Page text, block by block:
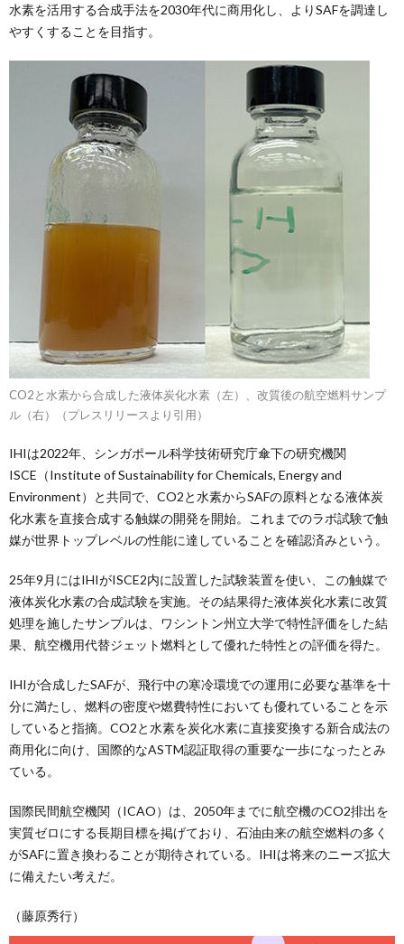
水素を活用する合成手法を2030年代に商用化し、よりSAFを調達し
やすくすることを目指す。
CO2と水素から合成した液体炭化水素（左）、改質後の航空燃料サンプ
ル（右）（プレスリリースより引用）
IHIは2022年、シンガポール科学技術研究庁傘下の研究機関
ISCE（Institute of Sustainability for Chemicals, Energy and
Environment）と共同で、CO2と水素からSAFの原料となる液体炭
化水素を直接合成する触媒の開発を開始。これまでのラボ試験で触
媒が世界トップレベルの性能に達していることを確認済みという。
25年9月にはIHIがISCE2内に設置した試験装置を使い、この触媒で
液体炭化水素の合成試験を実施。その結果得た液体炭化水素に改質
処理を施したサンプルは、ワシントン州立大学で特性評価をした結
果、航空機用代替ジェット燃料として優れた特性との評価を得た。
IHIが合成したSAFが、飛行中の寒冷環境での運用に必要な基準を十
分に満たし、燃料の密度や燃費特性においても優れていることを示
していると指摘。CO2と水素を炭化水素に直接変換する新合成法の
商用化に向け、国際的なASTM認証取得の重要な一歩になったとみ
ている。
国際民間航空機関（ICAO）は、2050年までに航空機のCO2排出を
実質ゼロにする長期目標を掲げており、石油由来の航空燃料の多く
がSAFに置き換わることが期待されている。IHIは将来のニーズ拡大
に備えたい考えだ。
（藤原秀行）